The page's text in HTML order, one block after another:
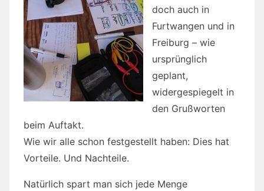
doch auch in
Furtwangen und in
Freiburg – wie
ursprünglich
geplant,
widergespiegelt in
den Grußworten
beim Auftakt.
Wie wir alle schon festgestellt haben: Dies hat
Vorteile. Und Nachteile.
Natürlich spart man sich jede Menge